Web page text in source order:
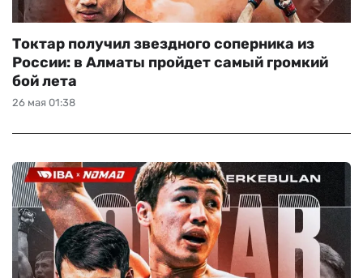
26 мая 01:38
Токтар получил звездного соперника из
России: в Алматы пройдет самый громкий
бой лета